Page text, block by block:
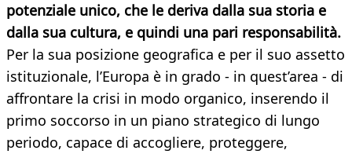
potenziale unico, che le deriva dalla sua storia e
dalla sua cultura, e quindi una pari responsabilità.
Per la sua posizione geografica e per il suo assetto
istituzionale, l’Europa è in grado - in quest’area - di
affrontare la crisi in modo organico, inserendo il
primo soccorso in un piano strategico di lungo
periodo, capace di accogliere, proteggere,